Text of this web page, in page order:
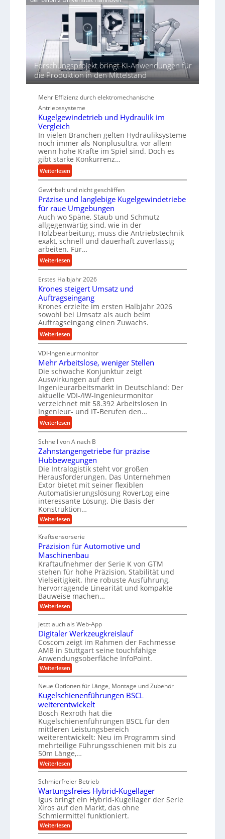
h
r
h
d
i
e
P
f
r
m
a
n
c
e
b
e
i
m
D
r
ü
c
o
z
e
s
s
Forschungsprojekt bringt KI-Anwendungen für
die Produktion in den Mittelstand
Mehr Effizienz durch elektromechanische
Antriebssysteme
Kugelgewindetrieb und Hydraulik im
Vergleich
In vielen Branchen gelten Hydrauliksysteme
noch immer als Nonplusultra, vor allem
wenn hohe Kräfte im Spiel sind. Doch es
gibt starke Konkurrenz…
Weiterlesen:
K
u
g
e
l
g
e
w
i
n
e
t
r
i
e
u
n
d
H
y
d
r
a
u
l
i
m
V
e
r
g
l
e
c
Gewirbelt und nicht geschliffen
Präzise und langlebige Kugelgewindetriebe
für raue Umgebungen
Auch wo Späne, Staub und Schmutz
allgegenwärtig sind, wie in der
Holzbearbeitung, muss die Antriebstechnik
exakt, schnell und dauerhaft zuverlässig
arbeiten. Für…
Weiterlesen:
P
r
ä
z
i
s
e
u
n
d
l
a
n
g
l
e
b
i
g
e
K
u
g
e
l
g
e
w
i
n
d
e
t
r
i
e
b
e
f
ü
r
r
a
e
U
m
g
e
b
u
n
g
n
Erstes Halbjahr 2026
Krones steigert Umsatz und
Auftragseingang
Krones erzielte im ersten Halbjahr 2026
sowohl bei Umsatz als auch beim
Auftragseingang einen Zuwachs.
Weiterlesen:
K
r
o
n
e
s
s
t
e
i
g
r
t
U
m
s
a
t
z
n
d
A
u
f
t
r
a
s
i
n
g
a
n
g
VDI-Ingenieurmonitor
Mehr Arbeitslose, weniger Stellen
Die schwache Konjunktur zeigt
Auswirkungen auf den
Ingenieurarbeitsmarkt in Deutschland: Der
aktuelle VDI-/IW-Ingenieurmonitor
verzeichnet mit 58.392 Arbeitslosen in
Ingenieur- und IT-Berufen den…
Weiterlesen:
M
e
h
r
A
r
b
e
i
t
s
l
o
s
e
,
w
e
n
i
g
e
r
S
t
e
l
e
n
Schnell von A nach B
Zahnstangengetriebe für präzise
Hubbewegungen
Die Intralogistik steht vor großen
Herausforderungen. Das Unternehmen
Extor bietet mit seiner flexiblen
Automatisierungslösung RoverLog eine
interessante Lösung. Die Basis der
Konstruktion…
Weiterlesen:
Z
h
n
s
t
a
n
g
e
n
g
e
t
r
i
e
b
e
f
ü
r
r
ä
i
s
e
H
u
b
b
e
w
e
g
u
n
g
e
n
Kraftsensorserie
Präzision für Automotive und
Maschinenbau
Kraftaufnehmer der Serie K von GTM
stehen für hohe Präzision, Stabilität und
Vielseitigkeit. Ihre robuste Ausführung,
hervorragende Linearität und kompakte
Bauweise machen…
Weiterlesen:
P
ä
z
i
s
i
o
n
f
r
A
u
t
o
m
o
t
i
v
e
u
n
d
M
a
s
c
h
i
n
Jetzt auch als Web-App
Digitaler Werkzeugkreislauf
Coscom zeigt im Rahmen der Fachmesse
AMB in Stuttgart seine touchfähige
Anwendungsoberfläche InfoPoint.
Weiterlesen:
D
g
i
t
a
l
e
r
W
e
r
k
z
e
u
g
k
r
e
i
s
l
a
Neue Optionen für Länge, Montage und Zubehör
Kugelschienenführungen BSCL
weiterentwickelt
Bosch Rexroth hat die
Kugelschienenführungen BSCL für den
mittleren Leistungsbereich
weiterentwickelt: Neu im Programm sind
mehrteilige Führungsschienen mit bis zu
50m Länge,…
Weiterlesen:
K
g
e
l
s
c
h
i
e
Schmierfreier Betrieb
Wartungsfreies Hybrid-Kugellager
Igus bringt ein Hybrid-Kugellager der Serie
Xiros auf den Markt, das ohne
Schmiermittel funktioniert.
Weiterlesen:
W